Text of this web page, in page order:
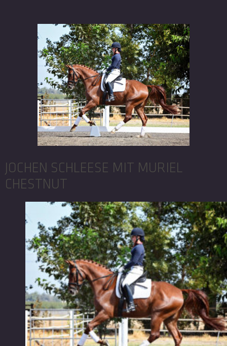
JOCHEN SCHLEESE MIT MURIEL
CHESTNUT